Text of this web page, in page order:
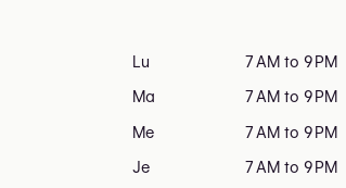
Lu 7 AM to 9 PM
Ma 7 AM to 9 PM
Me 7 AM to 9 PM
Je 7 AM to 9 PM